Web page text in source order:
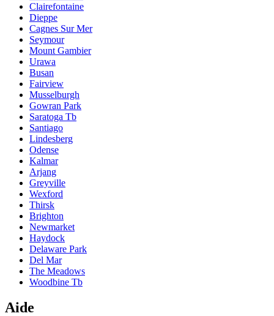
Clairefontaine
Dieppe
Cagnes Sur Mer
Seymour
Mount Gambier
Urawa
Busan
Fairview
Musselburgh
Gowran Park
Saratoga Tb
Santiago
Lindesberg
Odense
Kalmar
Arjang
Greyville
Wexford
Thirsk
Brighton
Newmarket
Haydock
Delaware Park
Del Mar
The Meadows
Woodbine Tb
Aide